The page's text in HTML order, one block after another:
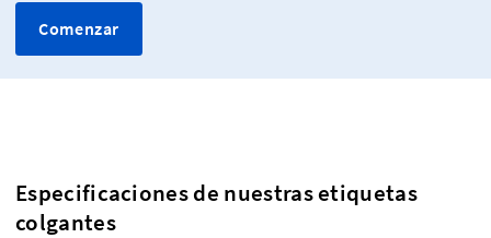
Comenzar
Especificaciones de nuestras etiquetas
colgantes